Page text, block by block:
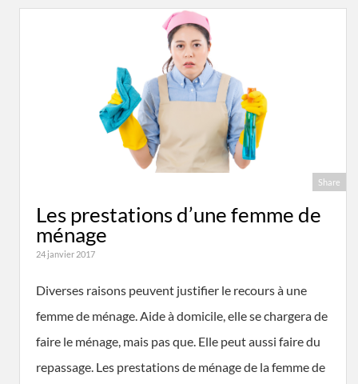
Share
Les prestations d’une femme de
ménage
24 janvier 2017
Diverses raisons peuvent justifier le recours à une
femme de ménage. Aide à domicile, elle se chargera de
faire le ménage, mais pas que. Elle peut aussi faire du
repassage. Les prestations de ménage de la femme de